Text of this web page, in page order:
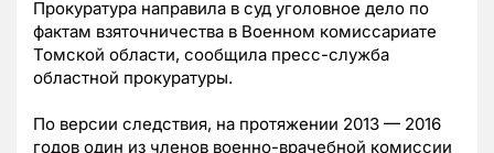
Прокуратура направила в суд уголовное дело по
фактам взяточничества в Военном комиссариате
Томской области, сообщила пресс-служба
областной прокуратуры.
По версии следствия, на протяжении 2013 — 2016
годов один из членов военно-врачебной комиссии